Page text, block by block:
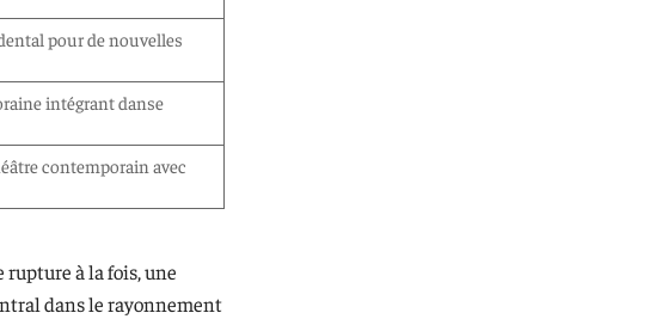
pour de nouvelles
intégrant danse
contemporain avec
à la fois, une
dans le rayonnement